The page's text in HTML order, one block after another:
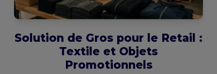
Solution de Gros pour le Retail :
Textile et Objets
Promotionnels